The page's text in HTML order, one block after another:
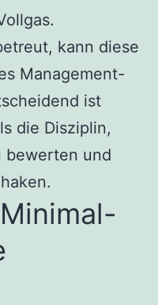
kann diese
Management-
ist
die Disziplin,
bewerten und